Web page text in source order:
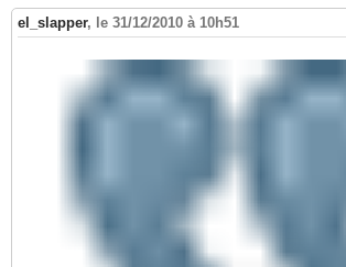
el_slapper, le 31/12/2010 à 10h51